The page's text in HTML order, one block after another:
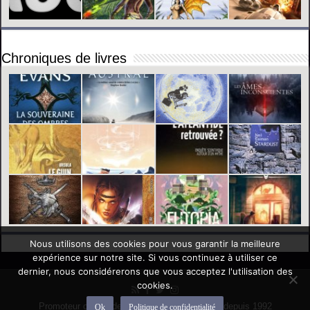
Chroniques de livres
Promoteur officiel des mondes de l'imaginaire depuis 1992
Nous utilisons des cookies pour vous garantir la meilleure
expérience sur notre site. Si vous continuez à utiliser ce
dernier, nous considérerons que vous acceptez l'utilisation des
cookies.
Ok Politique de confidentialité